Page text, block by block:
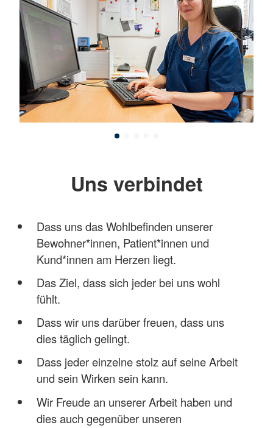
Uns verbindet
Dass uns das Wohlbefinden unserer
Bewohner*innen, Patient*innen und
Kund*innen am Herzen liegt.
Das Ziel, dass sich jeder bei uns wohl
fühlt.
Dass wir uns darüber freuen, dass uns
dies täglich gelingt.
Dass jeder einzelne stolz auf seine Arbeit
und sein Wirken sein kann.
Wir Freude an unserer Arbeit haben und
dies auch gegenüber unseren